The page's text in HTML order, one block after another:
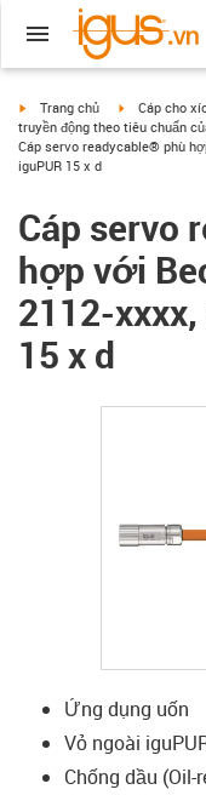
igus-icon-arrow-right
Trang chủ igus-icon-
Cáp cho
truyền động theo tiêu chuẩn
Cáp servo readycable® phù
iguPUR 15 x d
Cáp servo
hợp với
2112-
15 x d
Ứng dụng uốn
Vỏ ngoài
Chống dầu